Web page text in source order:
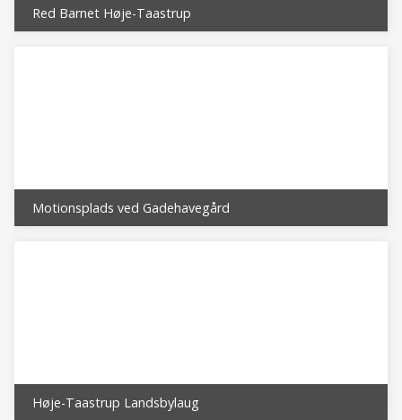
Red Barnet Høje-Taastrup
Motionsplads ved Gadehavegård
Høje-Taastrup Landsbylaug